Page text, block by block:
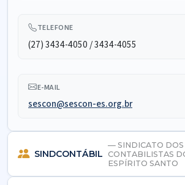
TELEFONE
(27) 3434-4050 / 3434-4055
E-MAIL
sescon@sescon-es.org.br
SINDCONTÁBIL
— SINDICATO DOS
CONTABILISTAS
ESPÍRITO SANTO